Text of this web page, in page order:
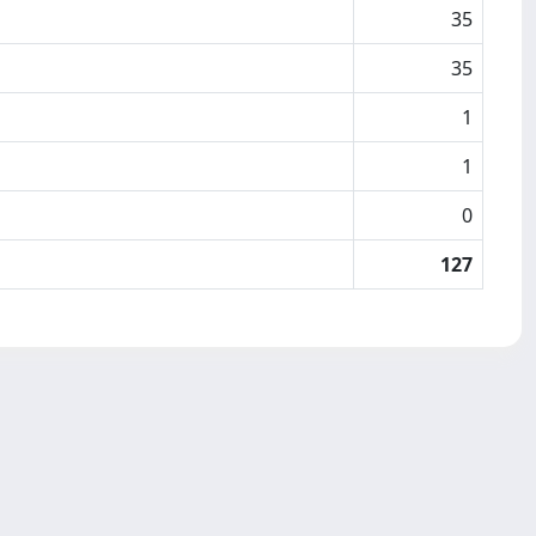
35
35
1
1
0
127